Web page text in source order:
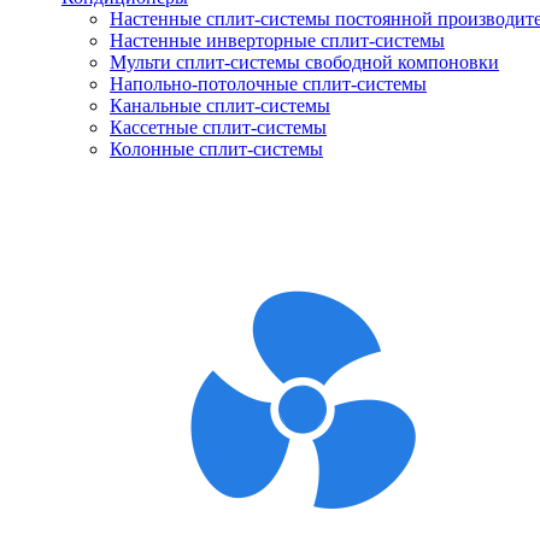
Настенные сплит-системы постоянной
Настенные инверторные сплит-системы
Мульти сплит-системы свободной компоновки
Напольно-потолочные сплит-системы
Канальные сплит-системы
Кассетные сплит-системы
Колонные сплит-системы